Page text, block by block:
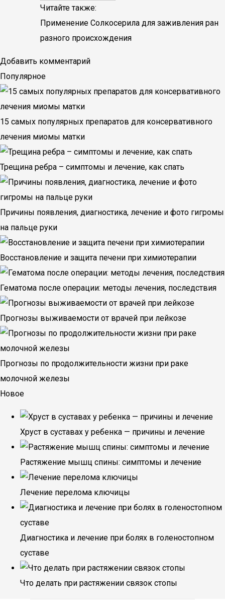
Читайте также:
Применение Солкосерила для заживления ран
разного происхождения
Добавить комментарий
Популярное
15 самых популярных препаратов для консервативного
лечения миомы матки
Трещина ребра – симптомы и лечение, как спать
Причины появления, диагностика, лечение и фото гигромы
на пальце руки
Восстановление и защита печени при химиотерапии
Гематома после операции: методы лечения, последствия
Прогнозы выживаемости от врачей при лейкозе
Прогнозы по продолжительности жизни при раке
молочной железы
Новое
Хруст в суставах у ребенка — причины и лечение
Растяжение мышц спины: симптомы и лечение
Лечение перелома ключицы
Диагностика и лечение при болях в голеностопном
суставе
Что делать при растяжении связок стопы